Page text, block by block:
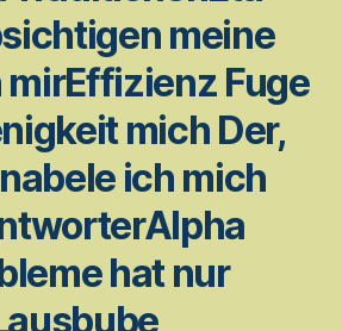
meine
mirEffizienz Fuge
mich Der,
ich mich
hat nur